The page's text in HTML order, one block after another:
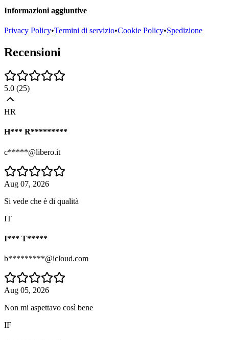
Informazioni aggiuntive
Privacy Policy•Termini di servizio•Cookie Policy•Spedizione
Recensioni
5.0 (25)
HR
H*** R*********
c*****@libero.it
Aug 07, 2026
Si vede che è di qualità
IT
I*** T*****
b*********@icloud.com
Aug 05, 2026
Non mi aspettavo così bene
IF